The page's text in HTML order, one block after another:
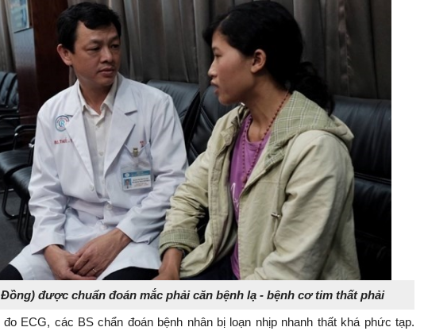
được chuẩn đoán mắc phải căn bệnh lạ - bệnh cơ tim thất phải
ECG, các BS chẩn đoán bệnh nhân bị loạn nhịp nhanh thất khá phức tạp.